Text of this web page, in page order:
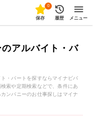
0
保存 履歴 メニュー
アルバイト・バ
・パートを探すならマイナビバ
索や定期検索などで、条件にあ
ンパニーのお仕事探しはマイナ